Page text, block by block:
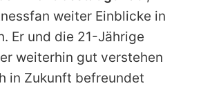
weiter Einblicke in
Er und die 21-Jährige
weiterhin gut verstehen
in Zukunft befreundet